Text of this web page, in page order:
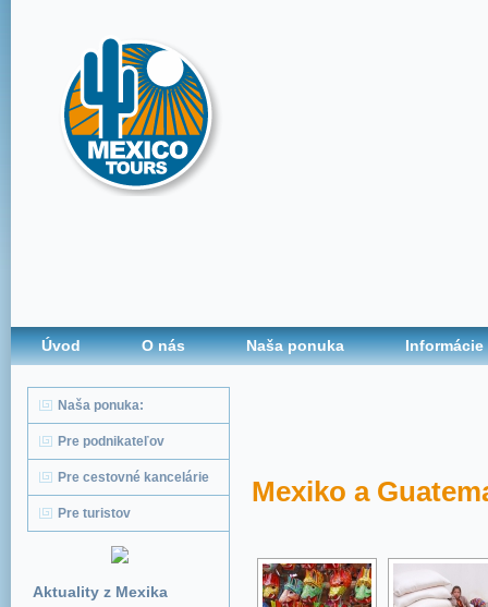
Úvod O nás Naša ponuka Informácie
Naša ponuka:
Pre podnikateľov
Pre cestovné kancelárie
Pre turistov
Aktuality z Mexika
Mexiko a